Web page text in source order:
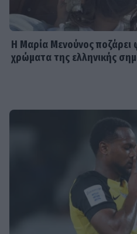
Η Μαρία Μενούνος ποζάρει
χρώματα της ελληνικής